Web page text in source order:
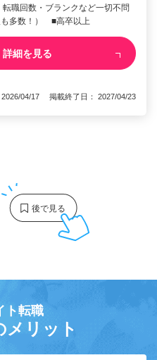
職回数・ブランクなど一切不問
も多数！） ■高卒以上
詳細を見る
2026/04/17 掲載終了日： 2027/04/23
ト転職
メリット